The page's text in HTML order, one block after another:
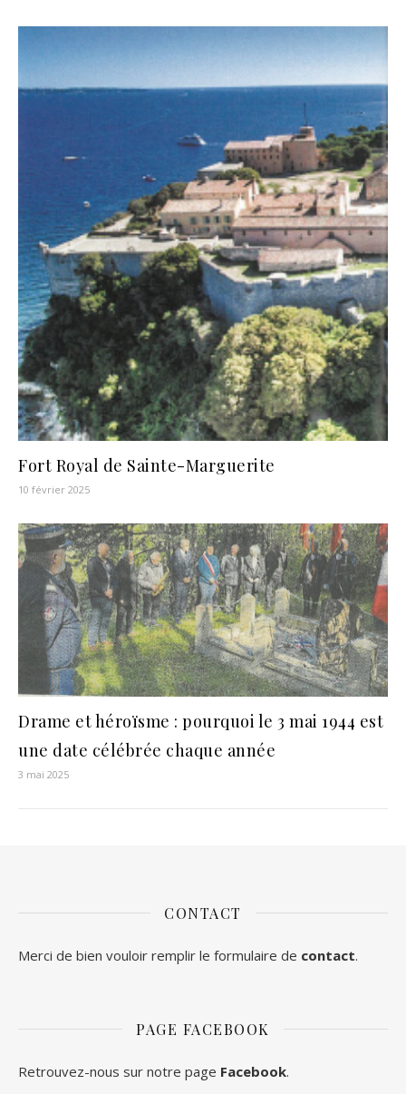
Fort Royal de Sainte-Marguerite
10 février 2025
Drame et héroïsme : pourquoi le 3 mai 1944 est
une date célébrée chaque année
3 mai 2025
CONTACT
Merci de bien vouloir remplir le formulaire de contact.
PAGE FACEBOOK
Retrouvez-nous sur notre page Facebook.